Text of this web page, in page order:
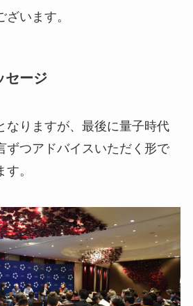
います。
セージ
りますが、最後に量子時代
ずつアドバイスいただく形で
。